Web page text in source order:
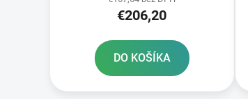
€206,20
DO KOŠÍKA